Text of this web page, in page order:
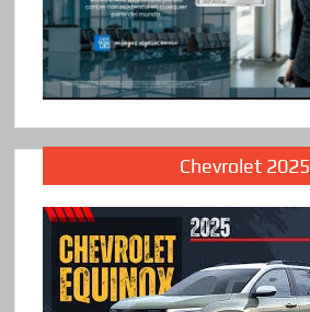
Chevrolet 2025